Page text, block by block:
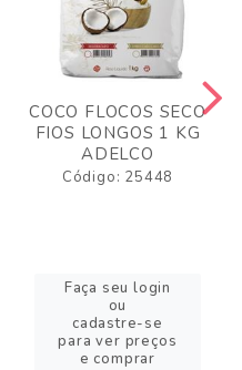
COCO FLOCOS SECO
FIOS LONGOS 1 KG
ADELCO
Código: 25448
Faça seu login
ou
cadastre-se
para ver preços
e comprar